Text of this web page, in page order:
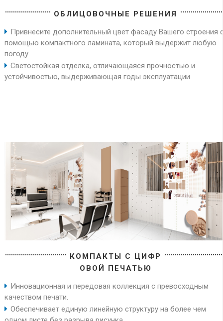
ОБЛИЦОВОЧНЫЕ РЕШЕНИЯ
Привнесите дополнительный цвет фасаду Вашего строения
помощью компактного ламината, который выдержит любую
погоду.
Светостойкая отделка, отличающаяся прочностью и
устойчивостью, выдерживающая годы эксплуатации
КОМПАКТЫ С ЦИФР
ОВОЙ ПЕЧАТЬЮ
Инновационная и передовая коллекция с превосходным
качеством печати.
Обеспечивает единую линейную структуру на более чем